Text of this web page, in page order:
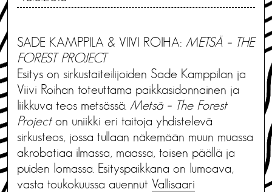
SADE KAMPPILA & VIIVI ROIHA: METSÄ – THE
FOREST PROJECT
Esitys on sirkustaiteilijoiden Sade Kamppilan ja
Viivi Roihan toteuttama paikkasidonnainen ja
liikkuva teos metsässä. Metsä – The Forest
Projecton uniikki eri taitoja yhdistelevä
sirkusteos, jossa tullaan näkemään muun muassa
akrobatiaa ilmassa, maassa, toisen päällä ja
puiden lomassa. Esityspaikkana on lumoava,
vasta toukokuussa auennut Vallisaari